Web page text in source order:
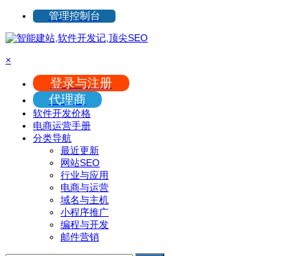
管理控制台
×
登录与注册
代理商
软件开发价格
电商运营手册
分类导航
最近更新
网站SEO
行业与应用
电商与运营
域名与主机
小程序推广
编程与开发
邮件营销